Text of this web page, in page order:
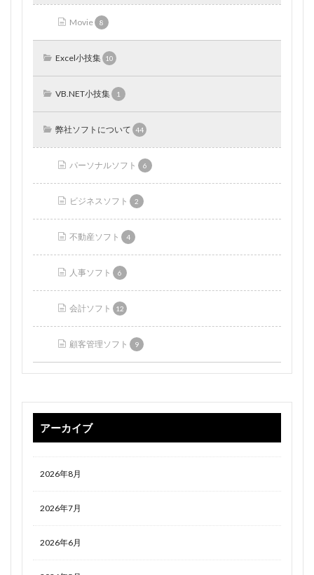
Movie 8
Excel小技集 10
VB.NET小技集 1
弊社ソフトについて 44
パーソナルソフト 6
ビジネスソフト 2
不動産ソフト 4
人事ソフト 6
会計ソフト 12
顧客管理ソフト 9
アーカイブ
2026年8月
2026年7月
2026年6月